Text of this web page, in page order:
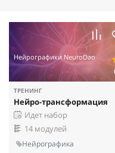
Нейрографики NeuroDao
ТРЕНИНГ
Нейро-трансформация
Идет набор
14 модулей
Нейрографика